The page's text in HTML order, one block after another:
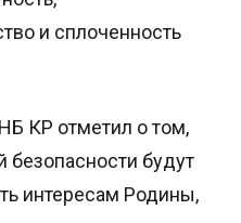
и сплоченность
КР отметил о том,
безопасности будут
интересам Родины,